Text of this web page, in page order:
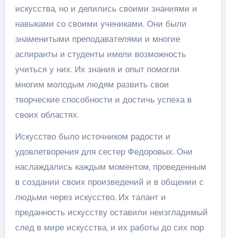
искусства, но и делились своими знаниями и
навыками со своими учениками. Они были
знаменитыми преподавателями и многие
аспиранты и студенты имели возможность
учиться у них. Их знания и опыт помогли
многим молодым людям развить свои
творческие способности и достичь успеха в
своих областях.
Искусство было источником радости и
удовлетворения для сестер Федоровых. Они
наслаждались каждым моментом, проведенным
в создании своих произведений и в общении с
людьми через искусство. Их талант и
преданность искусству оставили неизгладимый
след в мире искусства, и их работы до сих пор